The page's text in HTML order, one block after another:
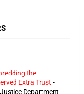
the
Extra Trust -
Department